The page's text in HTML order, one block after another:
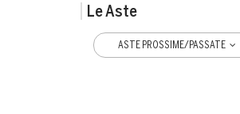
Le Aste
ASTE PROSSIME/PASSATE